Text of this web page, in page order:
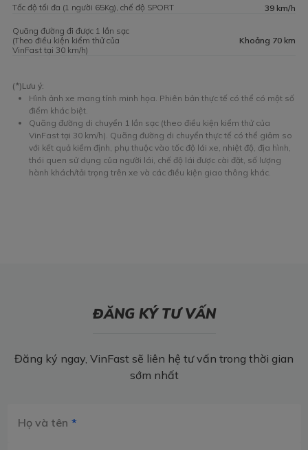
Tốc độ tối đa (1 người 65Kg), chế độ SPORT 39 km/h
Quãng đường đi được 1 lần sạc
(Theo điều kiện kiểm thử của
VinFast tại 30 km/h)
Khoảng 70 km
(*)Lưu ý:
Hình ảnh xe mang tính minh họa. Phiên bản thực tế có thể có một số
điểm khác biệt.
Quãng đường di chuyển 1 lần sạc (theo điều kiện kiểm thử của
VinFast tại 30 km/h). Quãng đường di chuyển thực tế có thể giảm so
với kết quả kiểm định, phụ thuộc vào tốc độ lái xe, nhiệt độ, địa hình,
thói quen sử dụng của người lái, chế độ lái được cài đặt, số lượng
hành khách/tải trọng trên xe và các điều kiện giao thông khác.
ĐĂNG KÝ TƯ VẤN
Đăng ký ngay, VinFast sẽ liên hệ tư vấn trong thời gian
sớm nhất
Họ và tên